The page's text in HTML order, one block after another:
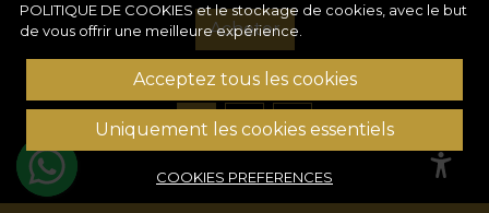
Acheter
1 2 3
POLITIQUE DE COOKIESet le stockage de cookies, avec le but
de vous offrir une meilleure expérience.
Acceptez tous les cookies
Uniquement les cookies essentiels
COOKIES PREFERENCES